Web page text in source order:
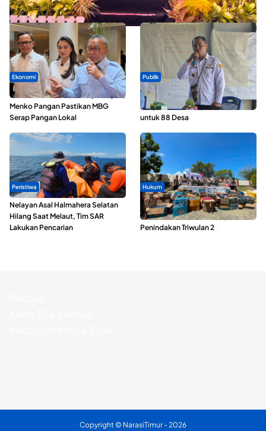
Kopdes Merah Putih
Ekonomi
SPPG di Maluku Utara Dipercepat,
Menko Pangan Pastikan MBG
Serap Pangan Lokal
Publik
ABDESI Morotai Apresiasi
Penyaluran ADD Rp3,13 Miliar
untuk 88 Desa
Peristiwa
Nelayan Asal Halmahera Selatan
Hilang Saat Melaut, Tim SAR
Lakukan Pencarian
Hukum
Polda Maluku Utara Musnahkan
Ribuan Liter Miras Hasil Operasi
Penindakan Triwulan 2
Copyright © NarasiTimur - 2026